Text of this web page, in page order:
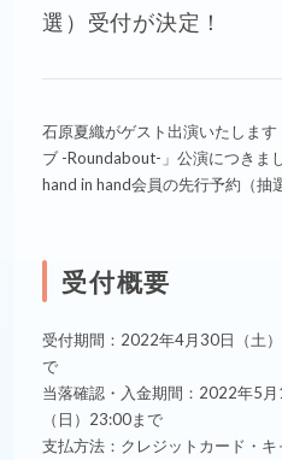
選）受付が決定！
石原夏織がゲスト出演いたしま
ブ -Roundabout-」公演につきまし
hand in hand会員の先行予約（抽
受付概要
受付期間：2022年4月30日（土
で
当落確認・入金期間：2022年5
（日）23:00まで
支払方法：クレジットカード・